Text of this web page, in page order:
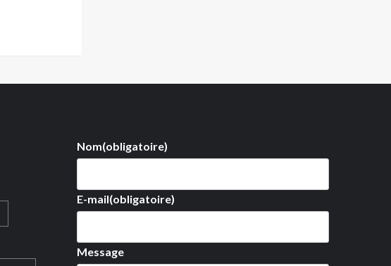
Nom(obligatoire)
E-mail(obligatoire)
Message